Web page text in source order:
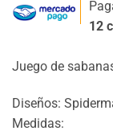
valoraciones
de clientes
era:
12
Juego de
Diseños:
Medidas: